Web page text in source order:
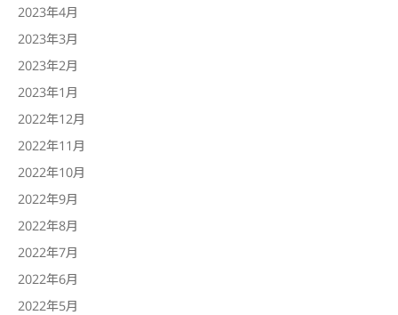
2023年4月
2023年3月
2023年2月
2023年1月
2022年12月
2022年11月
2022年10月
2022年9月
2022年8月
2022年7月
2022年6月
2022年5月